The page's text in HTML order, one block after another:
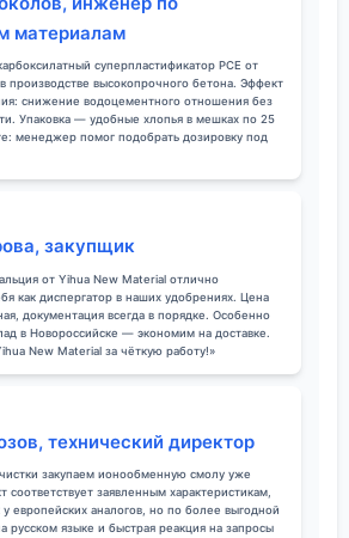
материалам
суперпластификатор PCE от
производстве высокопрочного бетона. Эффект
снижение водоцементного отношения без
Упаковка — удобные хлопья в мешках по 25
менеджер помог подобрать дозировку под
закупщик
от Yihua New Material отлично
как диспергатор в наших удобрениях. Цена
документация всегда в порядке. Особенно
в Новороссийске — экономим на доставке.
New Material за чёткую работу!»
технический директор
закупаем ионообменную смолу уже
соответствует заявленным характеристикам,
европейских аналогов, но по более выгодной
русском языке и быстрая реакция на запросы